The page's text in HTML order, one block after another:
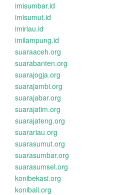
imisumbar.id
imisumut.id
imiriau.id
imilampung.id
suaraaceh.org
suarabanten.org
suarajogja.org
suarajambi.org
suarajabar.org
suarajatim.org
suarajateng.org
suarariau.org
suarasumut.org
suarasumbar.org
suarasumsel.org
konibekasi.org
konibali.org